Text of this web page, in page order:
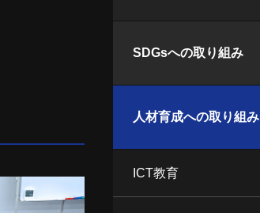
SDGsへの取り組み
人材育成への取り組み
ICT教育